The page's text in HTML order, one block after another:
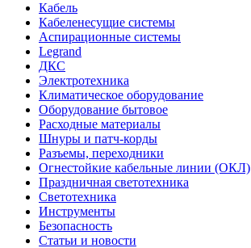
Кабель
Кабеленесущие системы
Аспирационные системы
Legrand
ДКС
Электротехника
Климатическое оборудование
Оборудование бытовое
Расходные материалы
Шнуры и патч-корды
Разъемы, переходники
Огнестойкие кабельные линии (ОКЛ)
Праздничная светотехника
Светотехника
Инструменты
Безопасность
Статьи и новости